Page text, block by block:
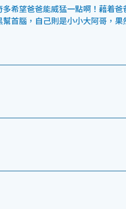
希望爸爸能威猛一點啊！藉着爸
首腦，自己則是小小大阿哥，果